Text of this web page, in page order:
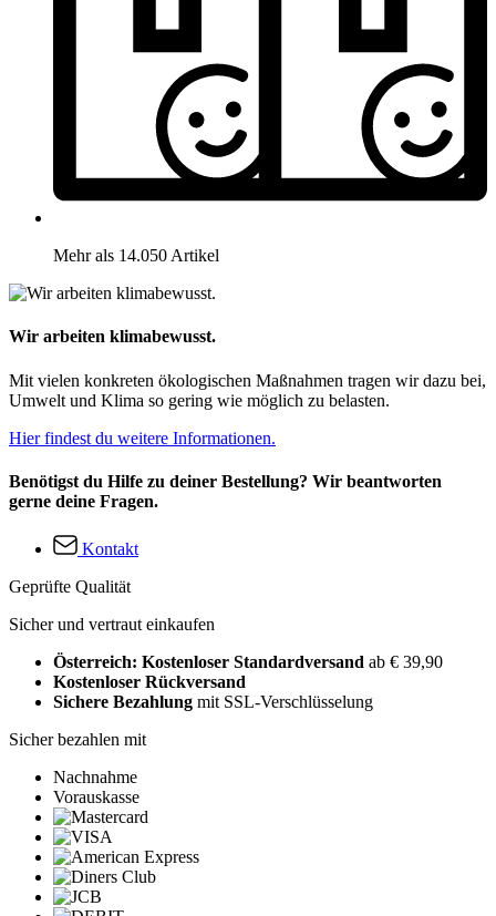
Mehr als 14.050 Artikel
Wir arbeiten klimabewusst.
Mit vielen konkreten ökologischen Maßnahmen tragen wir dazu bei,
Umwelt und Klima so gering wie möglich zu belasten.
Hier findest du weitere Informationen.
Benötigst du Hilfe zu deiner Bestellung? Wir beantworten
gerne deine Fragen.
Kontakt
Geprüfte Qualität
Sicher und vertraut einkaufen
Österreich: Kostenloser Standardversand ab € 39,90
Kostenloser Rückversand
Sichere Bezahlung mit SSL-Verschlüsselung
Sicher bezahlen mit
Nachnahme
Vorauskasse